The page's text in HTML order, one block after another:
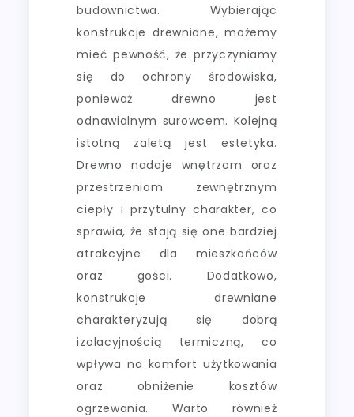
budownictwa. Wybierając
konstrukcje drewniane, możemy
mieć pewność, że przyczyniamy
się do ochrony środowiska,
ponieważ drewno jest
odnawialnym surowcem. Kolejną
istotną zaletą jest estetyka.
Drewno nadaje wnętrzom oraz
przestrzeniom zewnętrznym
ciepły i przytulny charakter, co
sprawia, że stają się one bardziej
atrakcyjne dla mieszkańców
oraz gości. Dodatkowo,
konstrukcje drewniane
charakteryzują się dobrą
izolacyjnością termiczną, co
wpływa na komfort użytkowania
oraz obniżenie kosztów
ogrzewania. Warto również